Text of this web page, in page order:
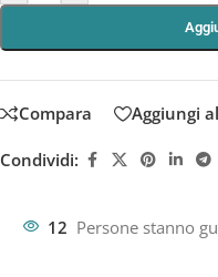
Compara Aggiungi
Condividi:
12 Persone stanno